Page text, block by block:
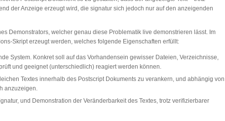
der Anzeige erzeugt wird, die signatur sich jedoch nur auf den anzeigenden
Demonstrators, welcher genau diese Problematik live demonstrieren lässt. Im
Skript erzeugt werden, welches folgende Eigenschaften erfüllt:
System. Konkret soll auf das Vorhandensein gewisser Dateien, Verzeichnisse,
und geeignet (unterschiedlich) reagiert werden können.
Textes innerhalb des Postscript Dokuments zu verankern, und abhängig von
anzuzeigen.
und Demonstration der Veränderbarkeit des Textes, trotz verifizierbarer